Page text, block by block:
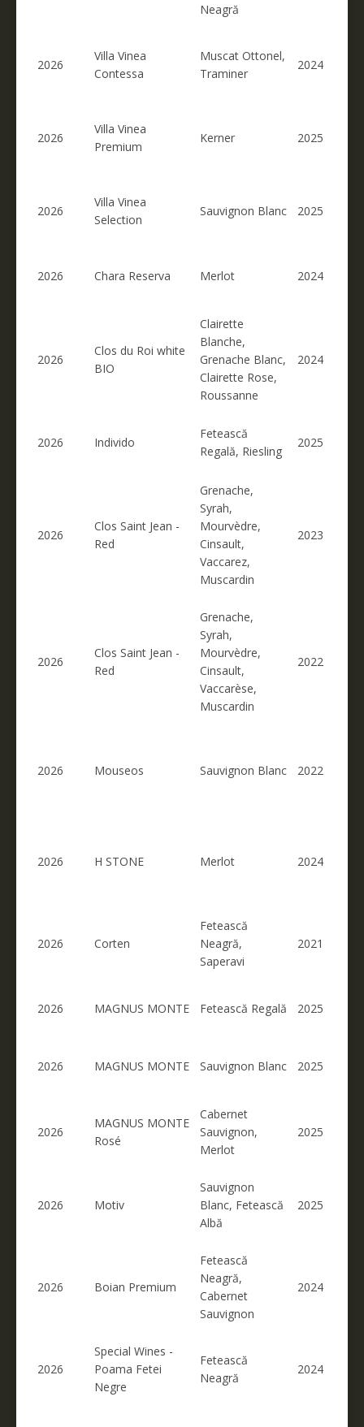
Neagră
2026
Villa Vinea
Contessa
Muscat Ottonel,
Traminer
2024
2026
Villa Vinea
Premium
Kerner 2025
2026
Villa Vinea
Selection
Sauvignon Blanc 2025
2026 Chara Reserva Merlot 2024
2026
Clos du Roi white
BIO
Clairette
Blanche,
Grenache Blanc,
Clairette Rose,
Roussanne
2024
2026 Individo
Fetească
Regală, Riesling
2025
2026
Clos Saint Jean -
Red
Grenache,
Syrah,
Mourvèdre,
Cinsault,
Vaccarez,
Muscardin
2023
2026
Clos Saint Jean -
Red
Grenache,
Syrah,
Mourvèdre,
Cinsault,
Vaccarèse,
Muscardin
2022
2026 Mouseos Sauvignon Blanc 2022
2026 H STONE Merlot 2024
2026 Corten
Fetească
Neagră,
Saperavi
2021
2026 MAGNUS MONTE Fetească Regală 2025
2026 MAGNUS MONTE Sauvignon Blanc 2025
2026
MAGNUS MONTE
Rosé
Cabernet
Sauvignon,
Merlot
2025
2026 Motiv
Sauvignon
Blanc, Fetească
Albă
2025
2026 Boian Premium
Fetească
Neagră,
Cabernet
Sauvignon
2024
2026
Special Wines -
Poama Fetei
Negre
Fetească
Neagră
2024